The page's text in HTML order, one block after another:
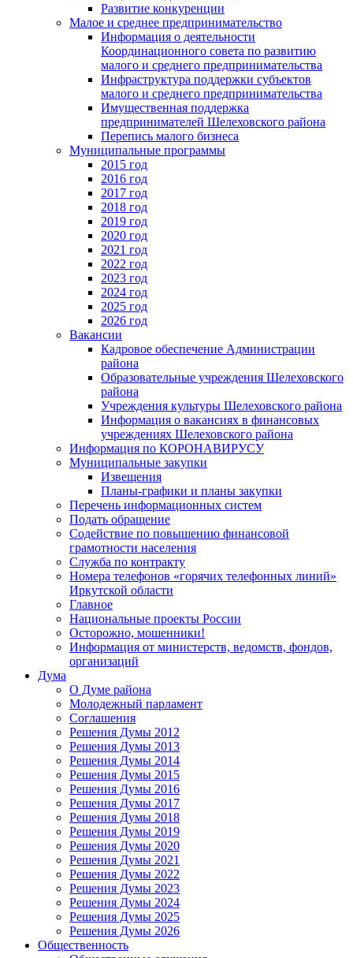
Развитие конкуренции
Малое и среднее предпринимательство
Информация о деятельности
Координационного совета по развитию
малого и среднего предпринимательства
Инфраструктура поддержки субъектов
малого и среднего предпринимательства
Имущественная поддержка
предпринимателей Шелеховского района
Перепись малого бизнеса
Муниципальные программы
2015 год
2016 год
2017 год
2018 год
2019 год
2020 год
2021 год
2022 год
2023 год
2024 год
2025 год
2026 год
Вакансии
Кадровое обеспечение Администрации
района
Образовательные учреждения Шелеховского
района
Учреждения культуры Шелеховского района
Информация о вакансиях в финансовых
учреждениях Шелеховского района
Информация по КОРОНАВИРУСУ
Муниципальные закупки
Извещения
Планы-графики и планы закупки
Перечень информационных систем
Подать обращение
Содействие по повышению финансовой
грамотности населения
Служба по контракту
Номера телефонов «горячих телефонных линий»
Иркутской области
Главное
Национальные проекты России
Осторожно, мошенники!
Информация от министерств, ведомств, фондов,
организаций
Дума
О Думе района
Молодежный парламент
Соглашения
Решения Думы 2012
Решения Думы 2013
Решения Думы 2014
Решения Думы 2015
Решения Думы 2016
Решения Думы 2017
Решения Думы 2018
Решения Думы 2019
Решения Думы 2020
Решения Думы 2021
Решения Думы 2022
Решения Думы 2023
Решения Думы 2024
Решения Думы 2025
Решения Думы 2026
Общественность